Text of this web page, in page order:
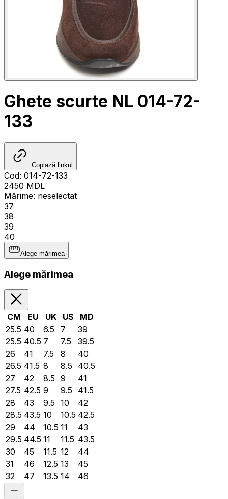
Ghete scurte NL 014-72-
133
Copiază linkul
Cod: 014-72-133
2450 MDL
Mărime: neselectat
37
38
39
40
Alege mărimea
Alege mărimea
CM EU UK US
MD
25.5 40 6.5 7
39
25.5 40.5 7 7.5
39.5
26
41 7.5 8
40
26.5 41.5 8 8.5
40.5
27
42 8.5 9
41
27.5 42.5 9 9.5
41.5
28
43 9.5 10
42
28.5 43.5 10 10.5 42.5
29
44 10.5 11
43
29.5 44.5 11 11.5 43.5
30
45 11.5 12
44
31
46 12.5 13
45
32
47 13.5 14 46